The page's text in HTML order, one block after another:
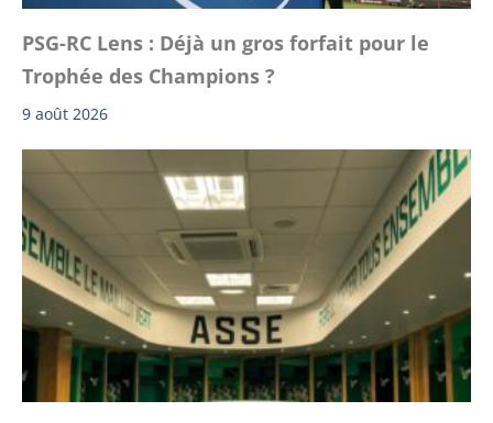
PSG-RC Lens : Déjà un gros forfait pour le
Trophée des Champions ?
9 août 2026